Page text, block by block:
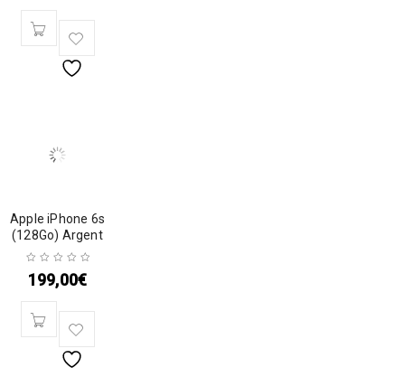
Apple iPhone 6s
(128Go) Argent
199,00€